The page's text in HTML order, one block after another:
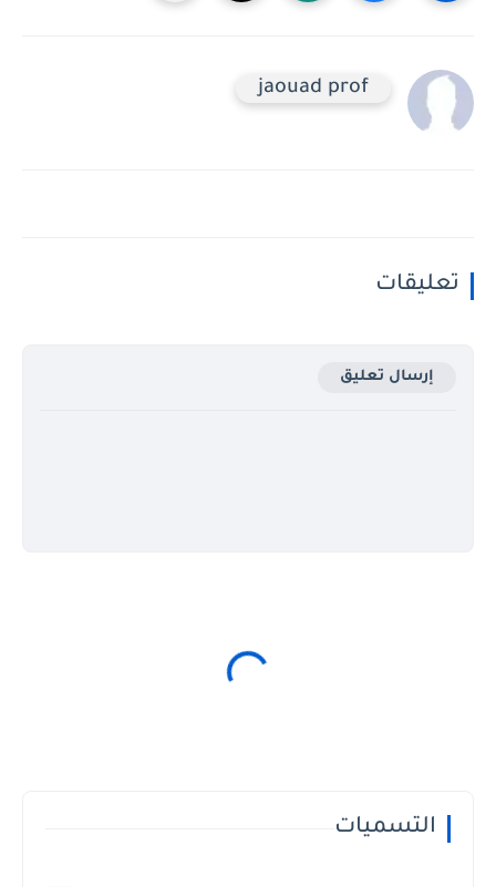
jaouad prof
تعليقات
إرسال تعليق
التسميات